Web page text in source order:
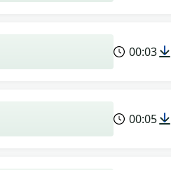
00:03
00:05